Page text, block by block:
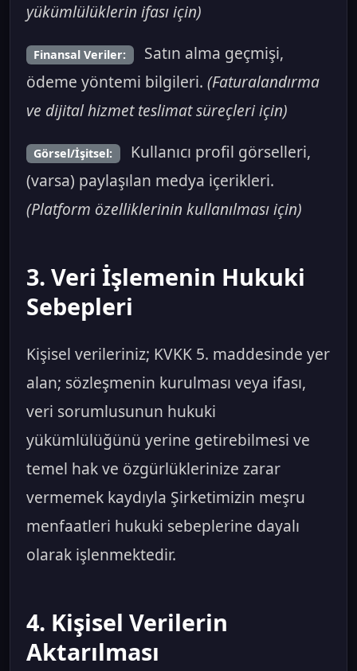
yükümlülüklerin ifası için)
Finansal Veriler:
Satın alma geçmişi,
ödeme yöntemi bilgileri. (Faturalandırma
ve dijital hizmet teslimat süreçleri için)
Görsel/İşitsel:
Kullanıcı profil görselleri,
(varsa) paylaşılan medya içerikleri.
(Platform özelliklerinin kullanılması için)
3. Veri İşlemenin Hukuki
Sebepleri
Kişisel verileriniz; KVKK 5. maddesinde yer
alan; sözleşmenin kurulması veya ifası,
veri sorumlusunun hukuki
yükümlülüğünü yerine getirebilmesi ve
temel hak ve özgürlüklerinize zarar
vermemek kaydıyla Şirketimizin meşru
menfaatleri hukuki sebeplerine dayalı
olarak işlenmektedir.
4. Kişisel Verilerin
Aktarılması